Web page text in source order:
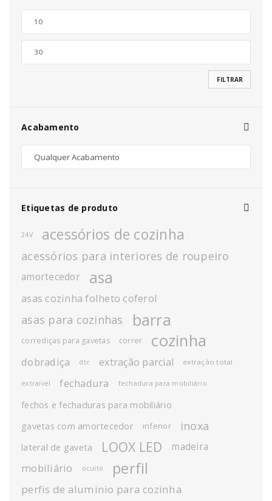
FILTRAR
Acabamento
Etiquetas de produto
24V acessórios de cozinha
acessórios para interiores de roupeiro
amortecedor asa
asas cozinha folheto coferol
asas para cozinhas barra
corrediças para gavetas correr cozinha
dobradiça dtc extração parcial extração total
extraível fechadura fechadura para mobiliário
fechos e fechaduras para mobiliário
gavetas com amortecedor
inferior inoxa
lateral de gaveta LOOX LED madeira
mobiliário oculto perfil
perfis de aluminio para cozinha